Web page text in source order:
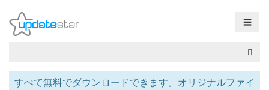
☰
すべて無料でダウンロードできます。オリジナルファイ